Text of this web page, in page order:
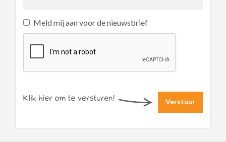
Meld mij aan voor de nieuwsbrief
Verstuur